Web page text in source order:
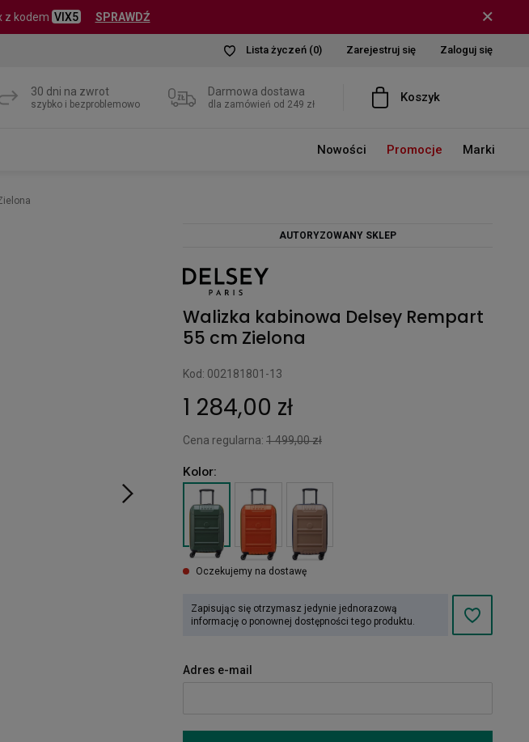
z kodem VIX5 SPRAWDŹ
Lista życzeń (0) Zarejestruj się Zaloguj się
30 dni na zwrot
szybko i bezproblemowo
Darmowa dostawa
dla zamówień od 249 zł Koszyk
Nowości Promocje Marki
AUTORYZOWANY SKLEP
Walizka kabinowa Delsey Rempart
55 cm Zielona
Kod: 002181801-13
1 284,00 zł
Cena regularna: 1 499,00 zł
Kolor:
Oczekujemy na dostawę
Zapisując się otrzymasz jedynie jednorazową
informację o ponownej dostępności tego produktu.
Adres e-mail